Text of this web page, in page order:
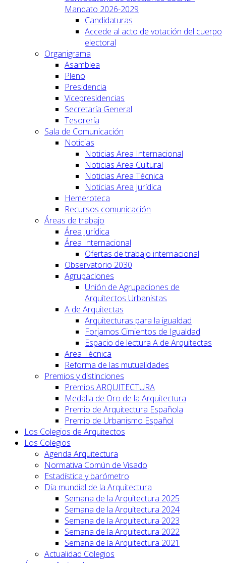
Mandato 2026-2029
Candidaturas
Accede al acto de votación del cuerpo
electoral
Organigrama
Asamblea
Pleno
Presidencia
Vicepresidencias
Secretaría General
Tesorería
Sala de Comunicación
Noticias
Noticias Area Internacional
Noticias Area Cultural
Noticias Area Técnica
Noticias Area Jurídica
Hemeroteca
Recursos comunicación
Áreas de trabajo
Área Jurídica
Área Internacional
Ofertas de trabajo internacional
Observatorio 2030
Agrupaciones
Unión de Agrupaciones de
Arquitectos Urbanistas
A de Arquitectas
Arquitecturas para la igualdad
Forjamos Cimientos de Igualdad
Espacio de lectura A de Arquitectas
Area Técnica
Reforma de las mutualidades
Premios y distinciones
Premios ARQUITECTURA
Medalla de Oro de la Arquitectura
Premio de Arquitectura Española
Premio de Urbanismo Español
Los Colegios de Arquitectos
Los Colegios
Agenda Arquitectura
Normativa Común de Visado
Estadística y barómetro
Día mundial de la Arquitectura
Semana de la Arquitectura 2025
Semana de la Arquitectura 2024
Semana de la Arquitectura 2023
Semana de la Arquitectura 2022
Semana de la Arquitectura 2021
Actualidad Colegios